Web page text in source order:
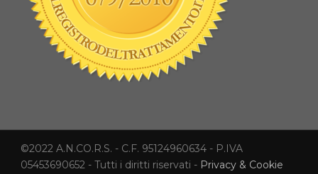
©2022 A.N.CO.R.S. - C.F. 95124960634 - P.IVA
05453690652 - Tutti i diritti riservati - Privacy & Cookie